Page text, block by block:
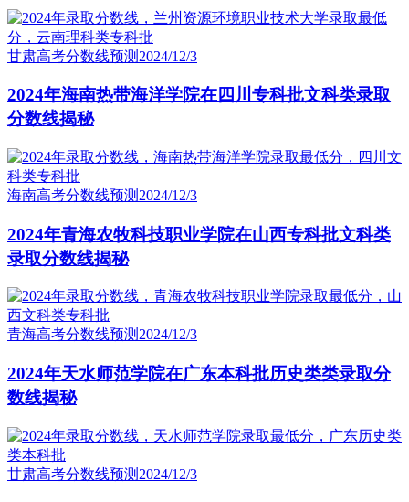
甘肃高考分数线预测 2024/12/3
2024年海南热带海洋学院在四川专科批文科类录取
分数线揭秘
海南高考分数线预测 2024/12/3
2024年青海农牧科技职业学院在山西专科批文科类
录取分数线揭秘
青海高考分数线预测 2024/12/3
2024年天水师范学院在广东本科批历史类类录取分
数线揭秘
甘肃高考分数线预测 2024/12/3